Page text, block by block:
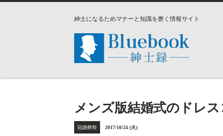
紳士になるためマナーと知識を磨く情報サイト
メンズ版結婚式のドレ
冠婚葬祭 2017/10/24 (火)